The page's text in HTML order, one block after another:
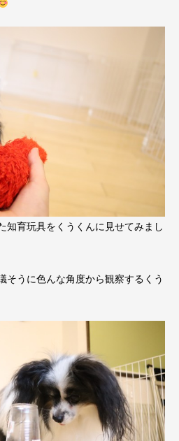
知育玩具をくうくんに見せてみまし
そうに色んな角度から観察するくう